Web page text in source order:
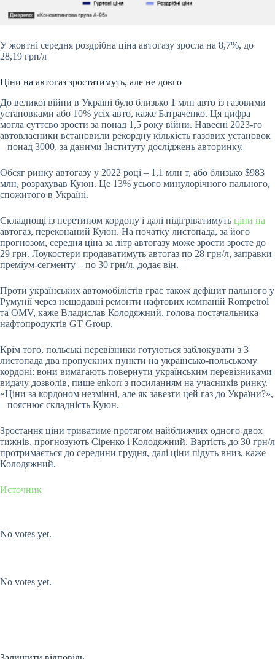
У жовтні середня роздрібна ціна автогазу зросла на 8,7%, до
28,19 грн/л
Ціни на автогаз зростатимуть, але не довго
До великої війни в Україні було близько 1 млн авто із газовими
установками або 10% усіх авто, каже Батраченко. Ця цифра
могла суттєво зрости за понад 1,5 року війни. Навесні 2023-го
автовласники встановили рекордну кількість газових установок
– понад 3000, за даними Інституту досліджень авторинку.
Обсяг ринку автогазу у 2022 році – 1,1 млн т, або близько $983
млн, розрахував Куюн. Це 13% усього минулорічного пального,
спожитого в Україні.
Складнощі із перетином кордону і далі підігріватимуть ціни на
автогаз, переконаний Куюн. На початку листопада, за його
прогнозом, середня ціна за літр автогазу може зрости зросте до
29 грн. Лоукостери продаватимуть автогаз по 28 грн/л, заправки
преміум-сегменту – по 30 грн/л, додає він.
Проти українських автомобілістів грає також дефіцит пального у
Румунії через нещодавні ремонти нафтових компаній Rompetrol
та OMV, каже Владислав Колодяжний, голова постачальника
нафтопродуктів GT Group.
Крім того, польські перевізники готуються заблокувати з 3
листопада два пропускних пункти на українсько-польському
кордоні: вони вимагають повернути українським перевізниками
видачу дозволів, пише enkorr з посиланням на учасників ринку.
«Ціни за кордоном незмінні, але як завезти цей газ до України?»,
– пояснює складність Куюн.
Зростання ціни триватиме протягом найближчих одного-двох
тижнів, прогнозують Сіренко і Колодяжний. Вартість до 30 грн/л
протримається до середини грудня, далі ціни підуть вниз, каже
Колодяжний.
Источник
No votes yet.
No votes yet.